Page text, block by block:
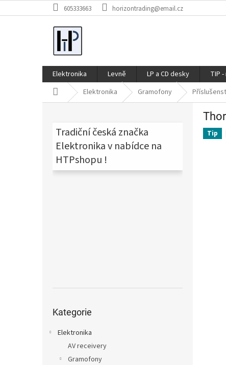
na
605333663 horizontrading@email.cz
Elektronika Levně LP a CD desky TIP
Domů Elektronika Gramofony
Tradiční česká značka
Elektronika v nabídce na
HTPshopu !
kategorie
Kategorie
Elektronika
AV receivery
Gramofony
Tip